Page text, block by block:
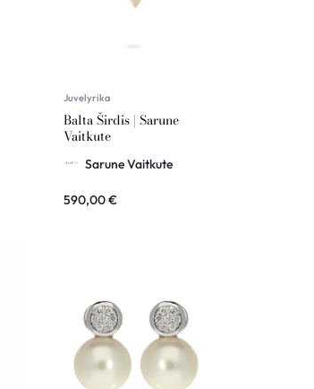
Juvelyrika
Balta Širdis | Sarune
Vaitkute
Sarune Vaitkute
590,00€